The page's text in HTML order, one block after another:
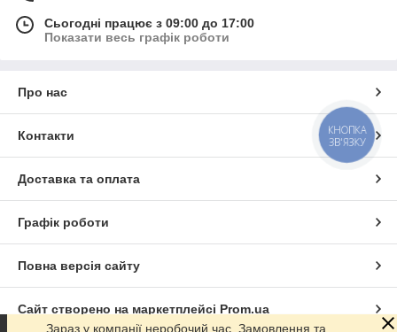
Сьогодні працює з 09:00 до 17:00
Показати весь графік роботи
Про нас
Контакти
Доставка та оплата
Графік роботи
Повна версія сайту
Сайт створено на маркетплейсі Prom.ua
Зараз у компанії неробочий час. Замовлення та
КНОПКА
ЗВ'ЯЗКУ